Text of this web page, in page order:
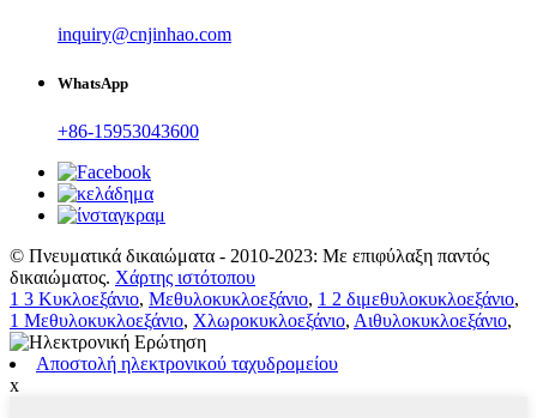
inquiry@cnjinhao.com
WhatsApp
+86-15953043600
© Πνευματικά δικαιώματα - 2010-2023: Με επιφύλαξη παντός
δικαιώματος. Χάρτης ιστότοπου
1 3 Κυκλοεξάνιο, Μεθυλοκυκλοεξάνιο, 1 2 διμεθυλοκυκλοεξάνιο,
1 Μεθυλοκυκλοεξάνιο, Χλωροκυκλοεξάνιο, Αιθυλοκυκλοεξάνιο,
Αποστολή ηλεκτρονικού ταχυδρομείου
x